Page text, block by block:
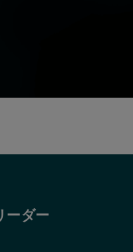
Qt Group will process
You may unsubscribe
ーダー